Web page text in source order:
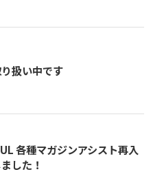
扱い中です
各種マガジンアシスト再入
した！